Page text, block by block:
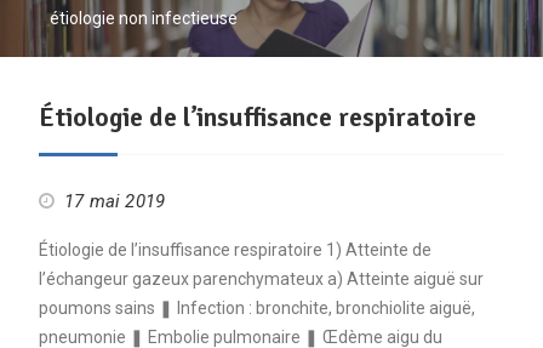
étiologie non infectieuse
Étiologie de l’insuffisance respiratoire
17 mai 2019
Étiologie de l’insuffisance respiratoire 1) Atteinte de
l’échangeur gazeux parenchymateux a) Atteinte aiguë sur
poumons sains ❚ Infection : bronchite, bronchiolite aiguë,
pneumonie ❚ Embolie pulmonaire ❚ Œdème aigu du